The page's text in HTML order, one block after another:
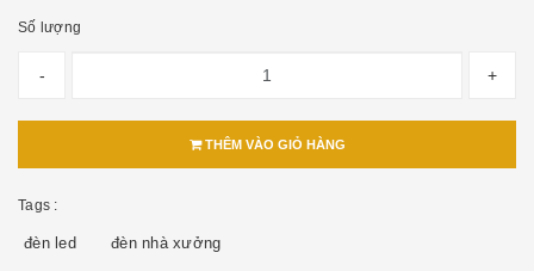
Số lượng
- +
THÊM VÀO GIỎ HÀNG
Tags :
đèn led đèn nhà xưởng